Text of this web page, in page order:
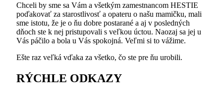
Chceli by sme sa Vám a všetkým zamestnancom HESTIE
poďakovať za starostlivosť a opateru o našu mamičku, mali
sme istotu, že je o ňu dobre postarané a aj v posledných
dňoch ste k nej pristupovali s veľkou úctou. Naozaj sa jej u
Vás páčilo a bola u Vás spokojná. Veľmi si to vážime.
Ešte raz veľká vďaka za všetko, čo ste pre ňu urobili.
RÝCHLE ODKAZY